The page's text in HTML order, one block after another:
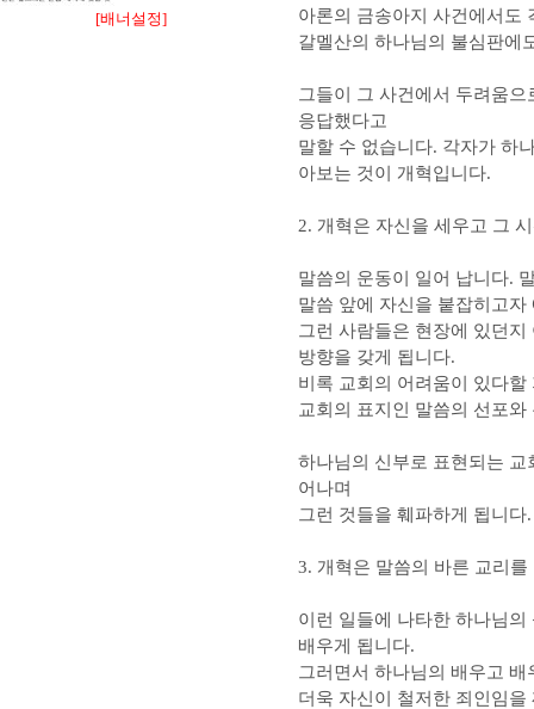
[배너설정]
아론의 금송아지 사건에서도
갈멜산의 하나님의 불심판에
그들이 그 사건에서 두려움
응답했다고
말할 수 없습니다. 각자가 하
아보는 것이 개혁입니다.
2. 개혁은 자신을 세우고 그
말씀의 운동이 일어 납니다.
말씀 앞에 자신을 붙잡히고자
그런 사람들은 현장에 있던
방향을 갖게 됩니다.
비록 교회의 어려움이 있다
교회의 표지인 말씀의 선포
하나님의 신부로 표현되는
어나며
그런 것들을 훼파하게 됩니
3. 개혁은 말씀의 바른 교리
이런 일들에 나타한 하나님
배우게 됩니다.
그러면서 하나님의 배우고
더욱 자신이 철저한 죄인임